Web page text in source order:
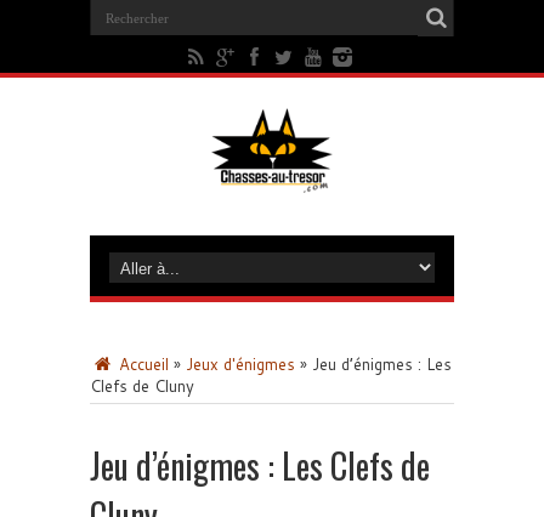
Accueil » Jeux d'énigmes » Jeu d’énigmes : Les
Clefs de Cluny
Jeu d’énigmes : Les Clefs de